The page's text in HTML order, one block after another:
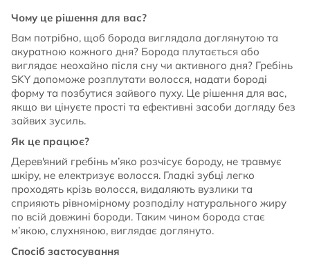
Чому це рішення для вас?
Вам потрібно, щоб борода виглядала доглянутою та
акуратною кожного дня? Борода плутається або
виглядає неохайно після сну чи активного дня? Гребінь
SKY допоможе розплутати волосся, надати бороді
форму та позбутися зайвого пуху. Це рішення для вас,
якщо ви цінуєте прості та ефективні засоби догляду без
зайвих зусиль.
Як це працює?
Дерев'яний гребінь м’яко розчісує бороду, не травмує
шкіру, не електризує волосся. Гладкі зубці легко
проходять крізь волосся, видаляють вузлики та
сприяють рівномірному розподілу натурального жиру
по всій довжині бороди. Таким чином борода стає
м’якою, слухняною, виглядає доглянуто.
Спосіб застосування